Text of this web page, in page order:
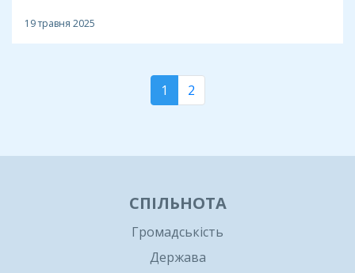
19 травня 2025
1 2
СПІЛЬНОТА
Громадськість
Держава